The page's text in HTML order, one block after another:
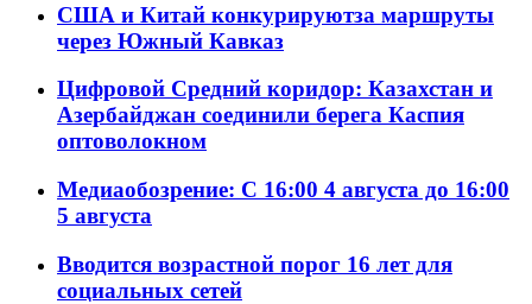
США и Китай конкурируютза маршруты
через Южный Кавказ
Цифровой Средний коридор: Казахстан и
Азербайджан соединили берега Каспия
оптоволокном
Медиаобозрение: С 16:00 4 августа до 16:00
5 августа
Вводится возрастной порог 16 лет для
социальных сетей